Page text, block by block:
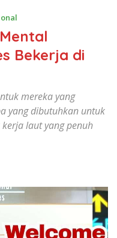
Bekerja di
mereka yang
yang dibutuhkan untuk
laut yang penuh